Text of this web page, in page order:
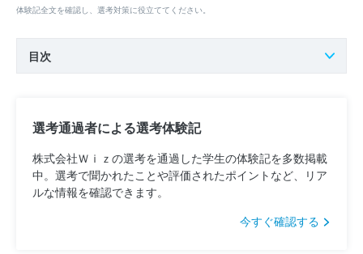
体験記全文を確認し、選考対策に役立ててください。
目次
選考通過者による選考体験記
株式会社Ｗｉｚの選考を通過した学生の体験記を多数掲載
中。選考で聞かれたことや評価されたポイントなど、リア
ルな情報を確認できます。
今すぐ確認する